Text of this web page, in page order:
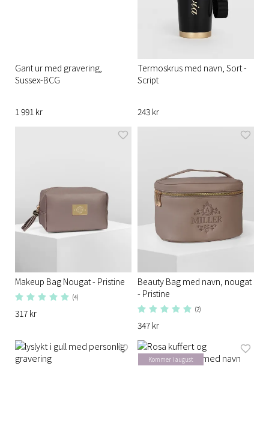
Gant ur med gravering,
Sussex-BCG
1 991 kr
Termoskrus med navn, Sort -
Script
243 kr
Makeup Bag Nougat - Pristine
(4)
317 kr
Beauty Bag med navn, nougat
- Pristine
(2)
347 kr
Kommer i august